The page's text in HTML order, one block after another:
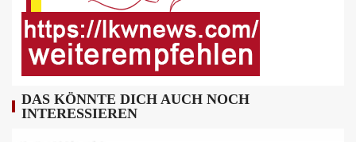
FUHRPARK-UNTERNEHMENS-NEWS DE
Sattelauflieger im Kundeneinsatz
beim Bau mobiler Strassen
DAS KÖNNTE DICH AUCH NOCH
INTERESSIEREN